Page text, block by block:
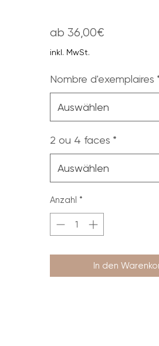
ab 36,00€Sale-
inkl. MwSt.
Nombre d'exemplaires
Auswählen
2 ou 4 faces *
Auswählen
Anzahl *
In den